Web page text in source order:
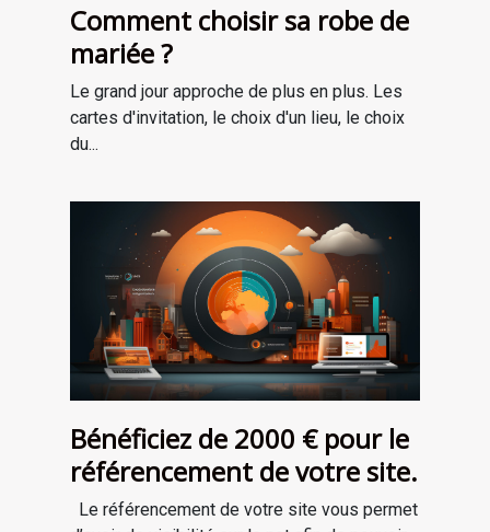
Comment choisir sa robe de
mariée ?
Le grand jour approche de plus en plus. Les
cartes d'invitation, le choix d'un lieu, le choix
du...
Bénéficiez de 2000 € pour le
référencement de votre site.
Le référencement de votre site vous permet